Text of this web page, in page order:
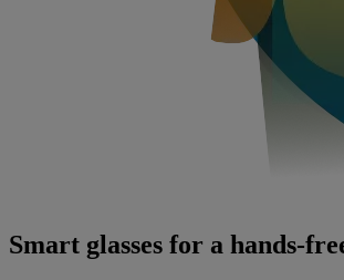
Smart glasses for a hands-